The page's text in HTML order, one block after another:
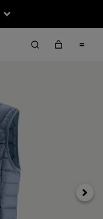
Weiter